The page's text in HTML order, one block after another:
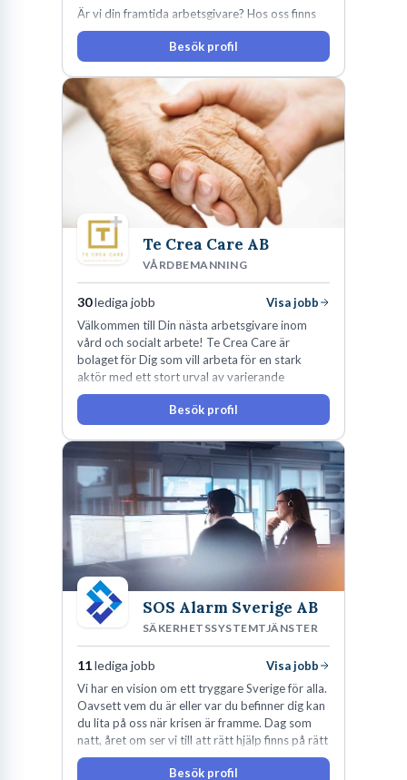
Är vi din framtida arbetsgivare? Hos oss finns
engagemang, vilja och hjärta. Här uppmuntras
du alltid till utveckling! Vårt forskningsklimat är
oförskämt bra. Erfarna och engagerande
medarbetare gör att utvecklingen hos oss går i
snabb takt. Här hittar du en av landets mest
spännande arbetsplatser!
Besök profil
Te Crea Care AB
VÅRDBEMANNING
30lediga jobb
Visa jobb
Välkommen till Din nästa arbetsgivare inom
vård och socialt arbete! Te Crea Care är
bolaget för Dig som vill arbeta för en stark
aktör med ett stort urval av varierande
uppdrag i hela Sverige både inom den privata
som offentliga sektorn.Besök profil
SOS Alarm Sverige AB
SÄKERHETSSYSTEMTJÄNSTER
11lediga jobb
Visa jobb
Vi har en vision om ett tryggare Sverige för alla.
Oavsett vem du är eller var du befinner dig kan
du lita på oss när krisen är framme. Dag som
natt, året om ser vi till att rätt hjälp finns på rätt
plats i rätt tid.
Besök profil